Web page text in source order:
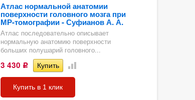
Атлас нормальной анатомии
поверхности головного мозга при
МР-томографии - Суфианов А. А.
Атлас последовательно описывает
нормальную анатомию поверхности
больших полушарий головного...
3 430 Р
Купить в 1 клик